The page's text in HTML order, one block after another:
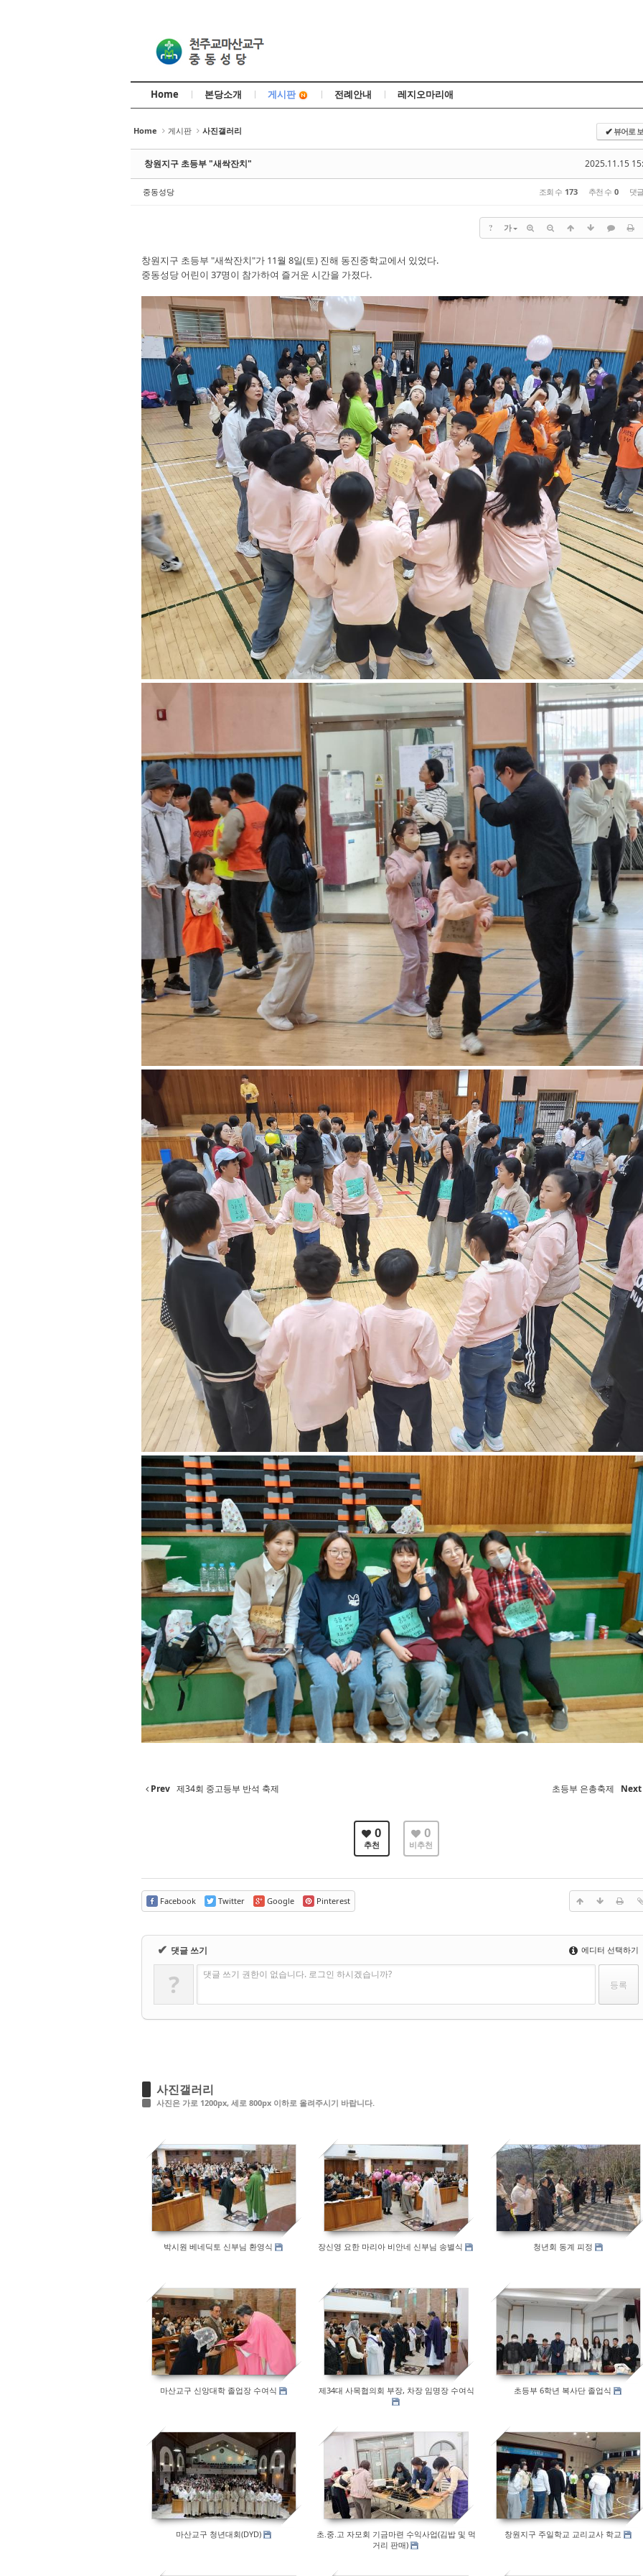
Home 본당소개 게시판 전례안내 레지오마리애
Home 게시판 사진갤러리 ✔뷰어로
2025.11.15
창원지구 초등부 "새싹잔치"
중동성당 조회 수 173 추천 수 0 댓
? 가
창원지구 초등부 "새싹잔치"가 11월 8일(토) 진해 동진중학교에서 있었다.
중동성당 어린이 37명이 참가하여 즐거운 시간을 가졌다.
Prev 제34회 중고등부 반석 축제 초등부 은총축제 Next
0
추천
0
비추천
Facebook Twitter Google Pinterest
✔ 댓글 쓰기 에디터 선택하기
? 댓글 쓰기 권한이 없습니다. 로그인 하시겠습니까?
사진갤러리
사진은 가로 1200px, 세로 800px 이하로 올려주시기 바랍니다.
143
박시원 베네딕토 신부님 환영식
103
장신영 요한 마리아 비안네 신부님 송별식
126
청년회 동계 피정
133
마산교구 신앙대학 졸업장 수여식
72
제34대 사목협의회 부장, 차장 임명장 수여식 초등부 6학년 복사단 졸업식
157
마산교구 청년대회(DYD)
124
초.중.고 자모회 기금마련 수익사업(김밥 및 먹
거리 판매)
111
창원지구 주일학교 교리교사 학교
Sketchbook5, 스케치북5
Sketchbook5, 스케치북5
Sketchbook5, 스케치북5
Sketchbook5, 스케치북5